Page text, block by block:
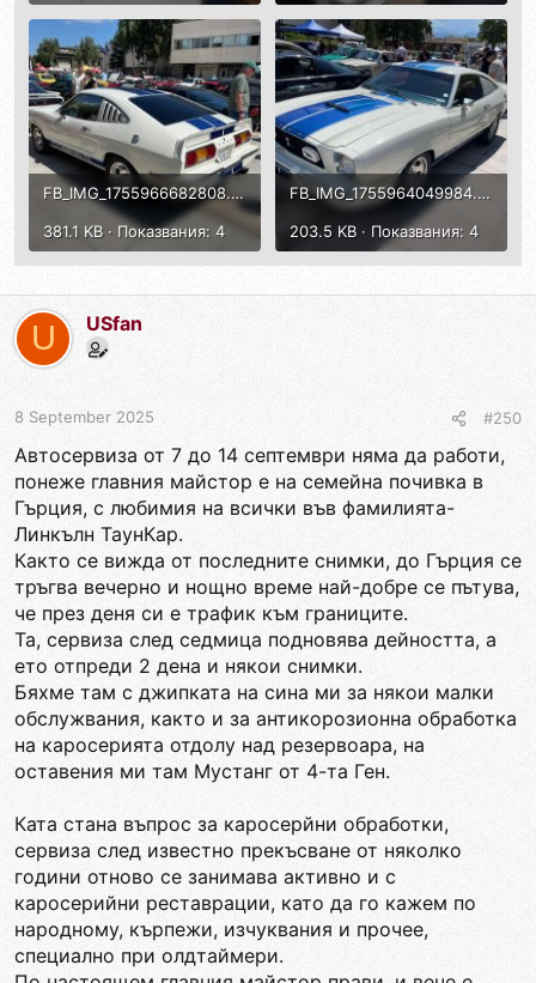
FB_IMG_1755966682808.jpg
381.1 KB · Показвания: 4
FB_IMG_1755964049984.jpg
203.5 KB · Показвания: 4
U USfan
8 September 2025 #250
Автосервиза от 7 до 14 септември няма да работи,
понеже главния майстор е на семейна почивка в
Гърция, с любимия на всички във фамилията-
Линкълн ТаунКар.
Както се вижда от последните снимки, до Гърция се
тръгва вечерно и нощно време най-добре се пътува,
че през деня си е трафик към границите.
Та, сервиза след седмица подновява дейността, а
ето отпреди 2 дена и някои снимки.
Бяхме там с джипката на сина ми за някои малки
обслужвания, както и за антикорозионна обработка
на каросерията отдолу над резервоара, на
оставения ми там Мустанг от 4-та Ген.
Ката стана въпрос за каросерйни обработки,
сервиза след известно прекъсване от няколко
години отново се занимава активно и с
каросерийни реставрации, като да го кажем по
народному, кърпежи, изчуквания и прочее,
специално при олдтаймери.